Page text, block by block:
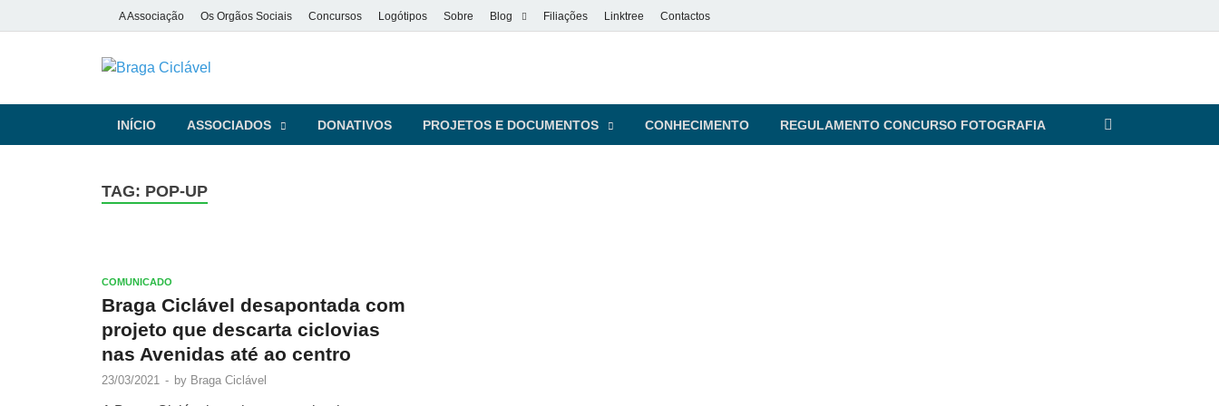
A Associação Os Orgãos Sociais Concursos Logótipos Sobre Blog Filiações Linktree Contactos
Braga Ciclável
INÍCIO ASSOCIADOS DONATIVOS PROJETOS E DOCUMENTOS CONHECIMENTO REGULAMENTO CONCURSO FOTOGRAFIA
TAG: POP-UP
COMUNICADO
Braga Ciclável desapontada com
projeto que descarta ciclovias
nas Avenidas até ao centro
23/03/2021 - by Braga Ciclável